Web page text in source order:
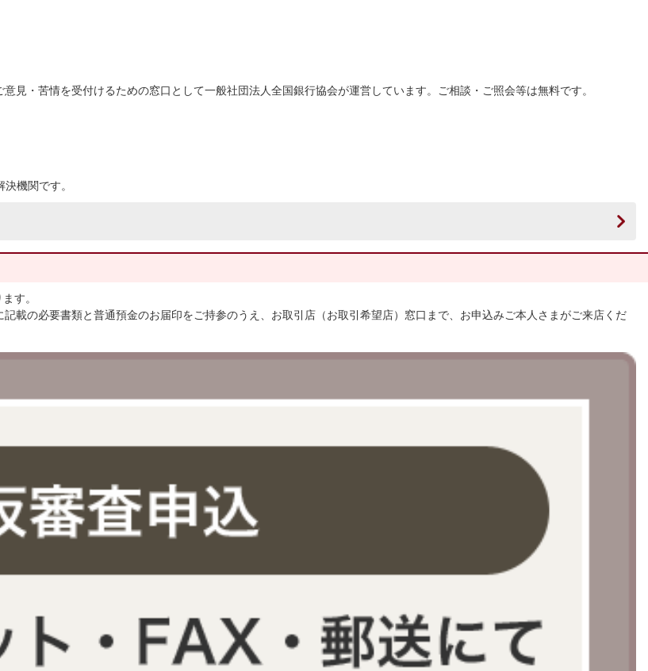
見・苦情を受付けるための窓口として一般社団法人全国銀行協会が運営しています。ご相談・ご照会等は無料です。
機関です。
す。
載の必要書類と普通預金のお届印をご持参のうえ、お取引店（お取引希望店）窓口まで、お申込みご本人さまがご来店くだ